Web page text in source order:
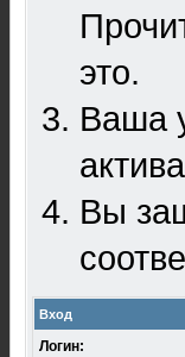
это.
Ваша
Вы
Вход
Логин: